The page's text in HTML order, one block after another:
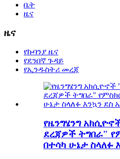
ቤት
ዜና
ዜና
የኩባንያ ዜና
የደንበኛ ጉዳይ
የኢንዱስትሪ መረጃ
የዜንግሄንግ
ደረጃዎች ትግበራ"
በተሳካ ሁኔታ ስላለፉ